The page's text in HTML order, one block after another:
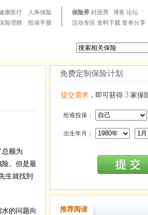
康医疗
人寿保险
险理财 投保手册
保险界 封面秀 博客 论坛
活动专区 资料下载 签单分享
额为
险。但是最
生就找到
的问题向
免费定制保险计划
提交需求 ，即可获得 3 家保
给谁投保：
出生年月：
推荐阅读